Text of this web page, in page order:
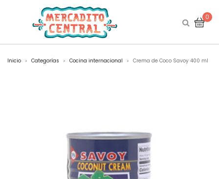
0
Inicio > Categorías > Cocina internacional > Crema de Coco Savoy 400 ml